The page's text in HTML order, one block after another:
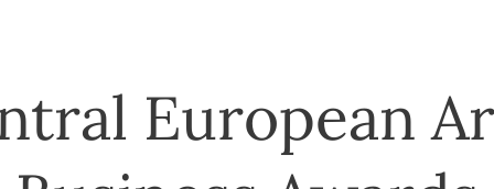
European